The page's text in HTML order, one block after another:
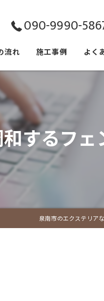
090-9990-
流れ 施工事例 よく
するフェ
泉南市のエクステリア